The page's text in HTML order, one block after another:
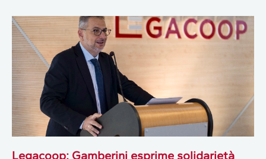
Legacoop: Gamberini esprime solidarietà